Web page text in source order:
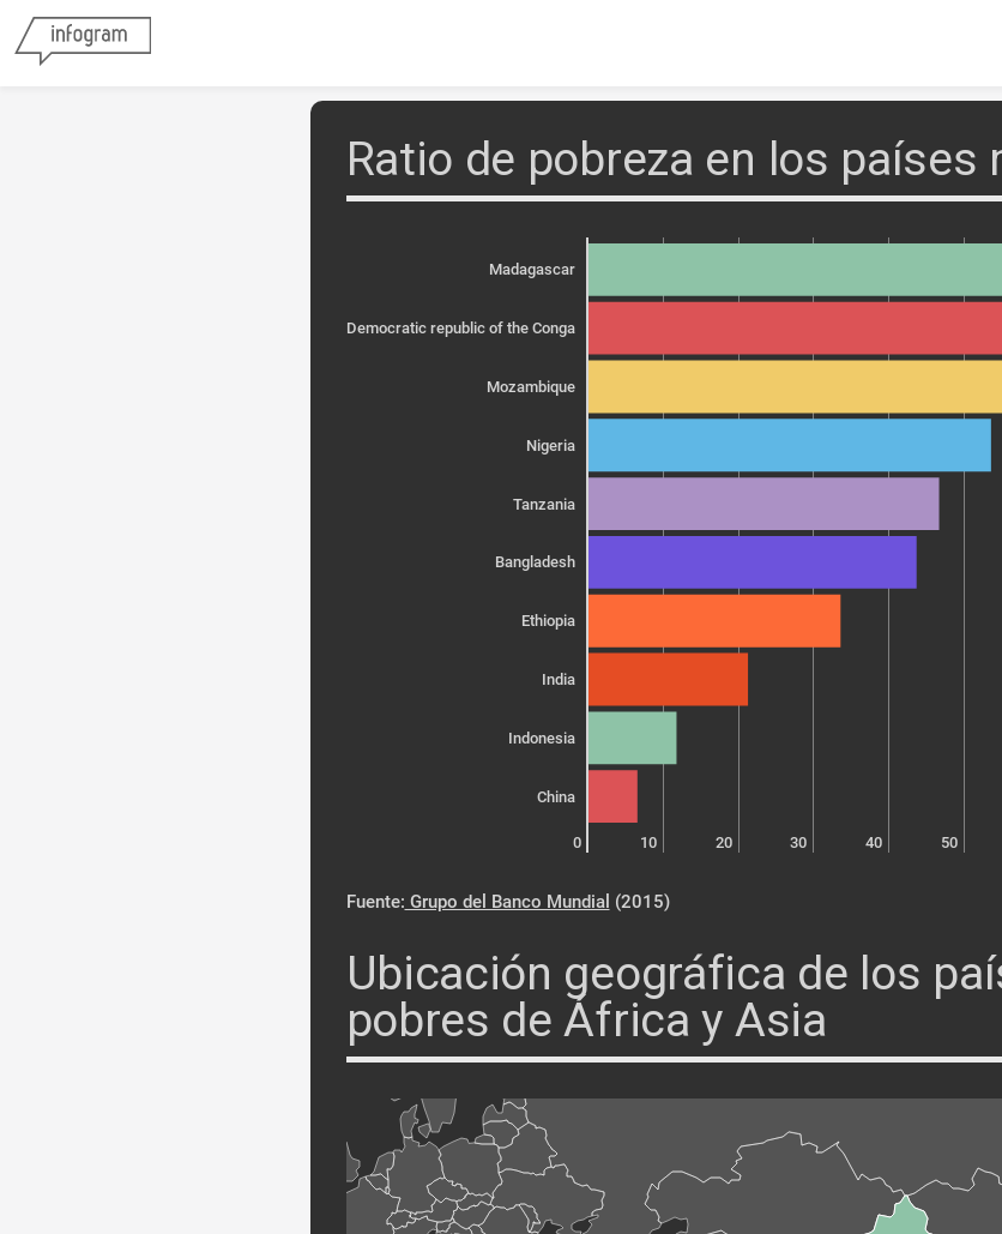
Ratio de pobreza en los países
Madagascar
Democratic republic of the Conga
Mozambique
Nigeria
Tanzania
Bangladesh
Ethiopia
India
Indonesia
China
0 10 20 30 40 50
Fuente: Grupo del Banco Mundial (2015)
Ubicación geográfica de los
pobres de África y Asia